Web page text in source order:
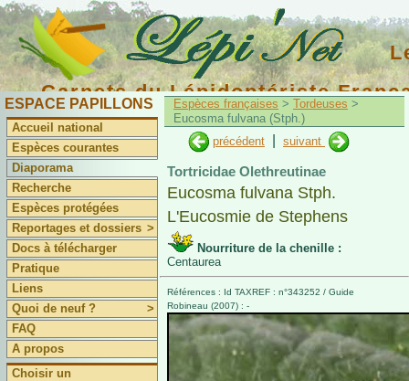
Carnets du Lépidoptériste
ESPACE PAPILLONS
Accueil national
Espèces courantes
Diaporama
Recherche
Espèces protégées
Reportages et dossiers >
Docs à télécharger
Pratique
Liens
Quoi de neuf ?
>
FAQ
A propos
Choisir un
Espèces françaises > Tordeuses >
Eucosma fulvana (Stph.)
précédent
suivant
Tortricidae Olethreutinae
Eucosma fulvana Stph.
L'Eucosmie de Stephens
Nourriture de la chenille :
Centaurea
Références : Id TAXREF : n°343252 / Guide
Robineau (2007) : -